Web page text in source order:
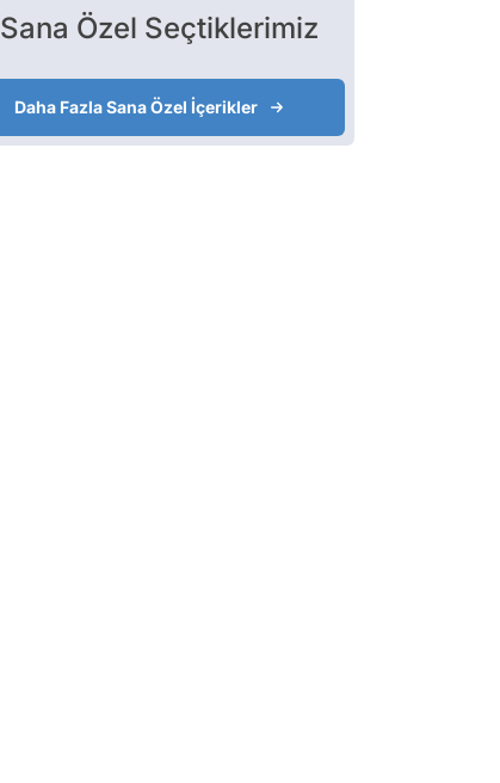
Sana Özel Seçtiklerimiz
Daha Fazla Sana Özel İçerikler